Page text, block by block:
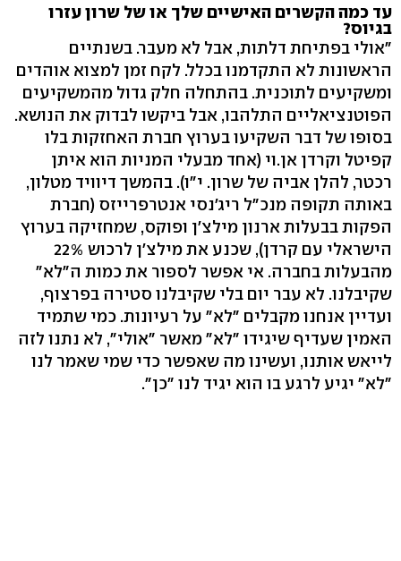
עד כמה הקשרים האישיים שלך או של שרון עזרו
בגיוס?
"אולי בפתיחת דלתות, אבל לא מעבר. בשנתיים
הראשונות לא התקדמנו בכלל. לקח זמן למצוא אוהדים
ומשקיעים לתוכנית. בהתחלה חלק גדול מהמשקיעים
הפוטנציאליים התלהבו, אבל ביקשו לבדוק את הנושא.
בסופו של דבר השקיעו בערוץ חברת האחזקות בלו
קפיטל וקרדן אן.וי (אחד מבעלי המניות הוא איתן
רכטר, להלן אביה של שרון. י"ו). בהמשך דיוויד מטלון,
באותה תקופה מנכ"ל ריג'נסי אנטרפרייזס (חברת
הפקות בבעלות ארנון מילצ'ן ופוקס, שמחזיקה בערוץ
הישראלי עם קרדן), שכנע את מילצ'ן לרכוש 22%
מהבעלות בחברה. אי אפשר לספור את כמות ה"לא"
שקיבלנו. לא עבר יום בלי שקיבלנו סטירה בפרצוף,
ועדיין אנחנו מקבלים "לא" על רעיונות. כמי שתמיד
האמין שעדיף שיגידו "לא" מאשר "אולי", לא נתנו לזה
לייאש אותנו, ועשינו מה שאפשר כדי שמי שאמר לנו
"לא" יגיע לרגע בו הוא יגיד לנו "כן".